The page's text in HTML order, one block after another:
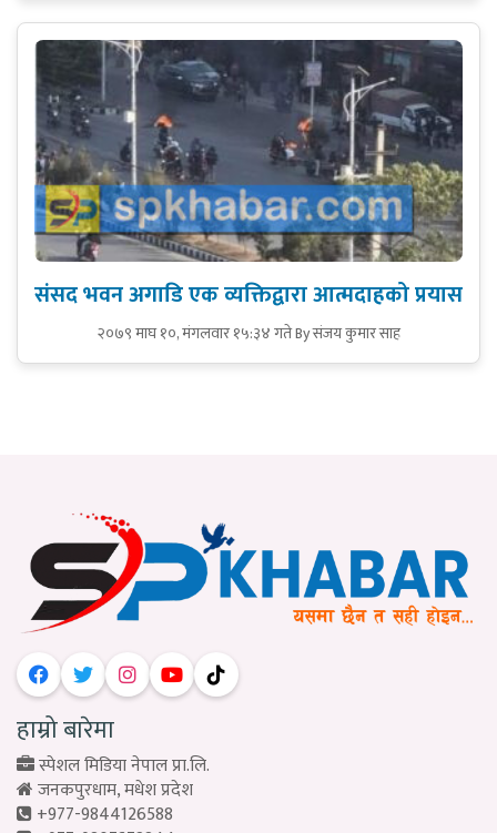
संसद भवन अगाडि एक व्यक्तिद्वारा आत्मदाहको प्रयास
२०७९ माघ १०, मंगलवार १५:३४ गतेBy संजय कुमार साह
हाम्रो बारेमा
स्पेशल मिडिया नेपाल प्रा.लि.
जनकपुरधाम, मधेश प्रदेश
+977-9844126588